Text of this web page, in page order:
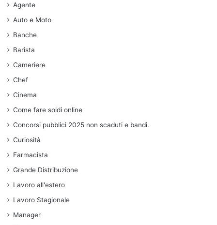
Agente
Auto e Moto
Banche
Barista
Cameriere
Chef
Cinema
Come fare soldi online
Concorsi pubblici 2025 non scaduti e bandi.
Curiosità
Farmacista
Grande Distribuzione
Lavoro all'estero
Lavoro Stagionale
Manager